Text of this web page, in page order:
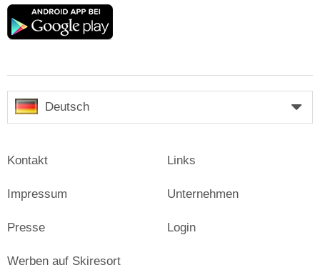
Google
Deutsch
Kontakt
Impressum
Presse
Links
Unternehmen
Login
Werben auf Skiresort